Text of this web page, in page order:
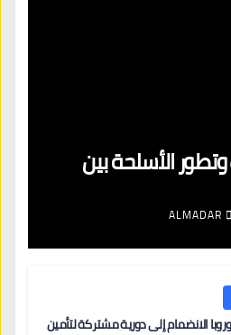
الأسلحة بين
ALMADAR
الانضمام إلى دورية مشتركة لتأمين